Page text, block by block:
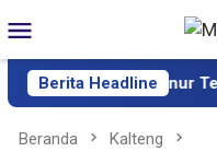
ke
kontenMobile
Berita Headline
Gubernur
Beranda Kalteng